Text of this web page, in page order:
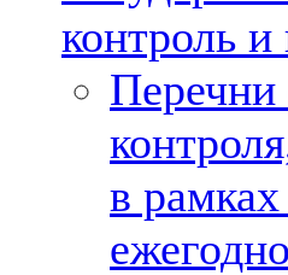
контроль и
Перечни
в